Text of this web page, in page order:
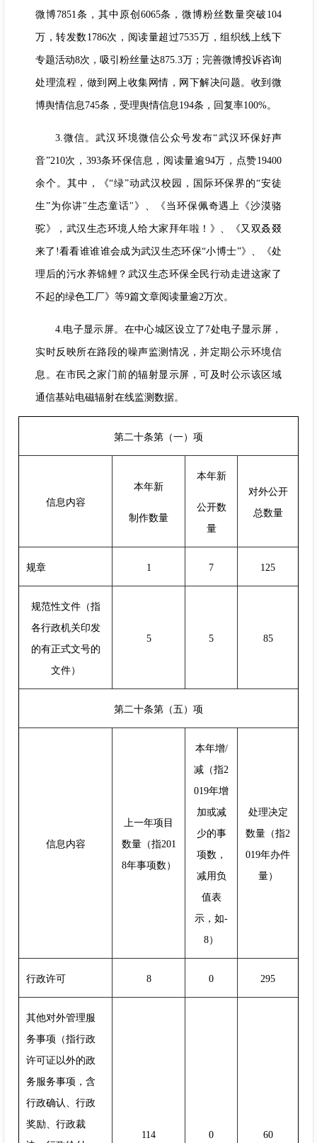
微博7851条，其中原创6065条，微博粉丝数量突破104
万，转发数1786次，阅读量超过7535万，组织线上线下
专题活动8次，吸引粉丝量达875.3万；完善微博投诉咨询
处理流程，做到网上收集网情，网下解决问题。收到微
博舆情信息745条，受理舆情信息194条，回复率100%。
3.微信。武汉环境微信公众号发布“武汉环保好声
音”210次，393条环保信息，阅读量逾94万，点赞19400
余个。其中，《“绿”动武汉校园，国际环保界的“安徒
生”为你讲"生态童话"》、《当环保佩奇遇上《沙漠骆
驼》，武汉生态环境人给大家拜年啦！》、《又双叒叕
来了!看看谁谁谁会成为武汉生态环保“小博士”》、《处
理后的污水养锦鲤？武汉生态环保全民行动走进这家了
不起的绿色工厂》等9篇文章阅读量逾2万次。
4.电子显示屏。在中心城区设立了7处电子显示屏，
实时反映所在路段的噪声监测情况，并定期公示环境信
息。在市民之家门前的辐射显示屏，可及时公示该区域
通信基站电磁辐射在线监测数据。
第二十条第（一）项
信息内容
本年新
制作数量
本年新
公开数
量
对外公开
总数量
规章 1 7 125
规范性文件（指
各行政机关印发
的有正式文号的
文件）
5 5 85
第二十条第（五）项
信息内容
上一年项目
数量（指201
8年事项数）
本年增/
减（指2
019年增
加或减
少的事
项数，
减用负
值表
示，如-
8）
处理决定
数量（指2
019年办件
量）
行政许可 8 0 295
其他对外管理服
务事项（指行政
许可证以外的政
务服务事项，含
行政确认、行政
奖励、行政裁
114 0 60